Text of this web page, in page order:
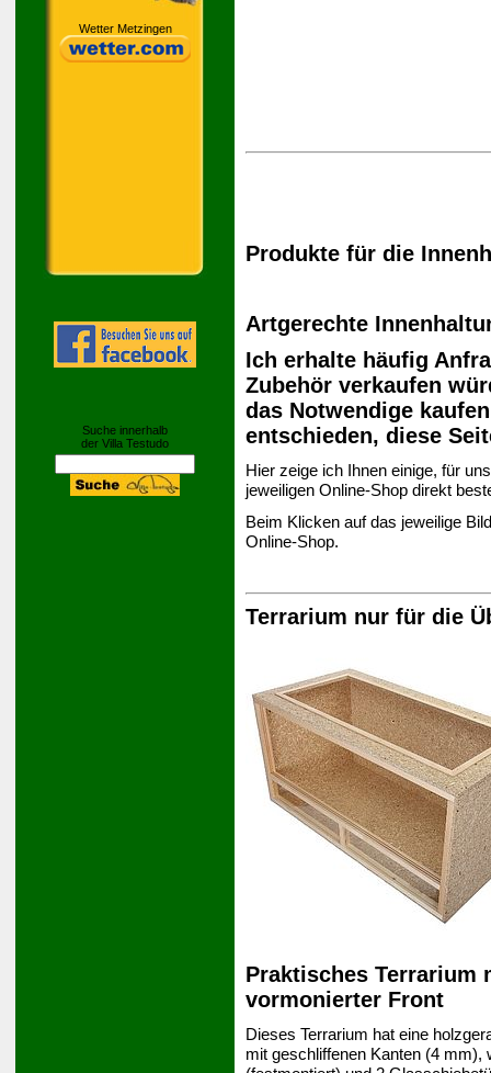
Wetter Metzingen
Suche innerhalb
der Villa Testudo
Produkte für die
Artgerechte
Ich erhalte häufig
Zubehör verkaufen
das Notwendige
entschieden, diese
Hier zeige ich Ihnen einige, für
jeweiligen Online-Shop direkt
Beim Klicken auf das jeweilige
Online-Shop.
Terrarium nur für die
Praktisches Terrarium
vormonierter Front
Dieses Terrarium hat eine
mit geschliffenen Kanten (4